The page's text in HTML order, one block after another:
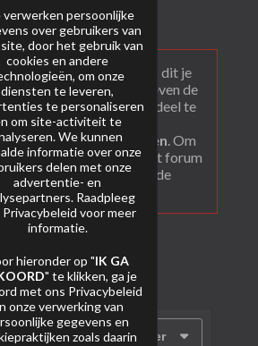
Vuurwerkbunker.nl
ons gevonden hebt! Als dit je
is bekijk dan eerst even de
vragen. Om actief deel te
ook berichten te kunnen
je je eerstregisteren. Om
te bekijken, selecteer het forum
bezoeken uit onderstaande
Filter
verwerken persoonlijke
over gebruikers van
door het gebruik van
cookies en andere
om onze
diensten te leveren,
te personaliseren
om site-activiteit te
We kunnen
informatie over onze
delen met onze
advertentie- en
Raadpleeg
Privacybeleid voor meer
informatie.
hieronder op "IK GA
" te klikken, ga je
met ons Privacybeleid
onze verwerking van
gegevens en
zoals daarin